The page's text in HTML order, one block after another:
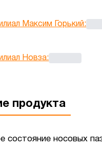
Максим Горький:
Новза:
продукта
состояние носовых